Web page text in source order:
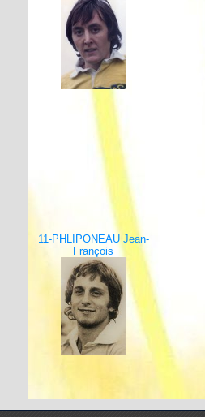
11-PHLIPONEAU Jean-
François